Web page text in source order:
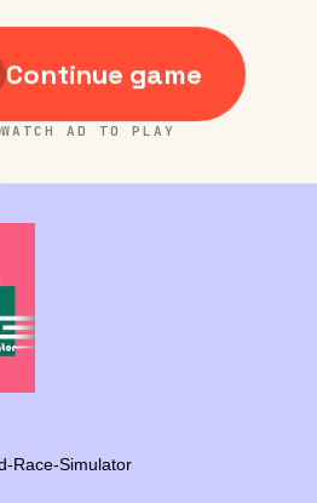
Race-Simulator